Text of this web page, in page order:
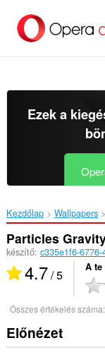
Ezek a
Kezdőlap Wallpapers
Particles
készítő: c335e1f6-
4.7/ 5 A te
Összes értékelés száma:
Előnézet